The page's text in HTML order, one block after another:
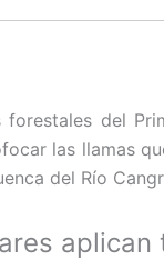
del
las llamas
del Río
aplican